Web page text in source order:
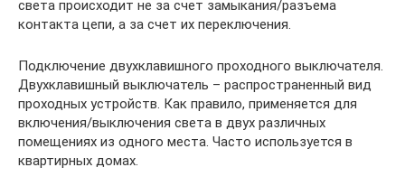
света происходит не за счет замыкания/разъема
контакта цепи, а за счет их переключения.
Подключение двухклавишного проходного выключателя.
Двухклавишный выключатель – распространенный вид
проходных устройств. Как правило, применяется для
включения/выключения света в двух различных
помещениях из одного места. Часто используется в
квартирных домах.